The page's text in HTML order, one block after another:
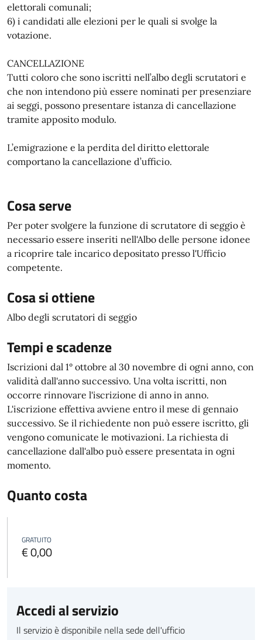
elettorali comunali;
6) i candidati alle elezioni per le quali si svolge la
votazione.
CANCELLAZIONE
Tutti coloro che sono iscritti nell’albo degli scrutatori e
che non intendono più essere nominati per presenziare
ai seggi, possono presentare istanza di cancellazione
tramite apposito modulo.
L’emigrazione e la perdita del diritto elettorale
comportano la cancellazione d’ufficio.
Cosa serve
Per poter svolgere la funzione di scrutatore di seggio è
necessario essere inseriti nell'Albo delle persone idonee
a ricoprire tale incarico depositato presso l'Ufficio
competente.
Cosa si ottiene
Albo degli scrutatori di seggio
Tempi e scadenze
Iscrizioni dal 1° ottobre al 30 novembre di ogni anno, con
validità dall'anno successivo. Una volta iscritti, non
occorre rinnovare l'iscrizione di anno in anno.
L'iscrizione effettiva avviene entro il mese di gennaio
successivo. Se il richiedente non può essere iscritto, gli
vengono comunicate le motivazioni. La richiesta di
cancellazione dall'albo può essere presentata in ogni
momento.
Quanto costa
GRATUITO
€ 0,00
Accedi al servizio
Il servizio è disponibile nella sede dell'ufficio